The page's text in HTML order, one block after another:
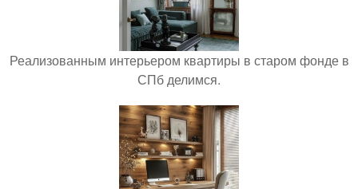
Реализованным интерьером квартиры в старом фонде в
СПб делимся.